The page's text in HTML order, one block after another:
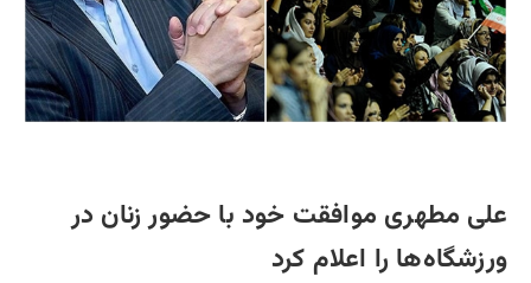
علی مطهری موافقت خود با حضور زنان در
ورزشگاه‌ها را اعلام کرد